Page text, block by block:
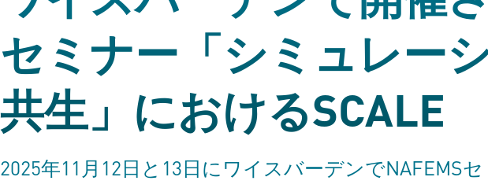
セミナー「シミュレー
共生」におけるSCALE
2025年11月12日と13日にワイスバーデンでNAFEMS